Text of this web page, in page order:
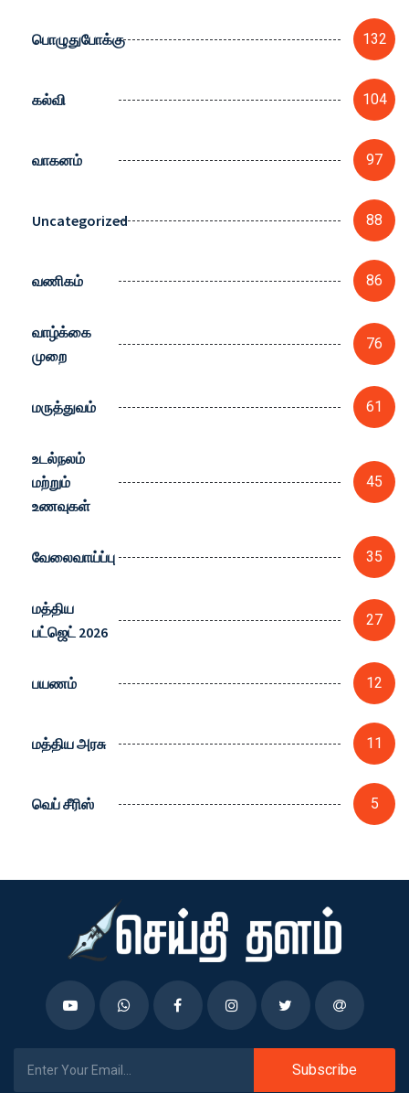
பொழுதுபோக்கு 132
கல்வி 104
வாகனம் 97
Uncategorized 88
வணிகம் 86
வாழ்க்கை
முறை
76
மருத்துவம் 61
உடல்நலம்
மற்றும்
உணவுகள்
45
வேலைவாய்ப்பு 35
மத்திய
பட்ஜெட் 2026
27
பயணம் 12
மத்திய அரசு 11
வெப் சீரிஸ் 5
Subscribe